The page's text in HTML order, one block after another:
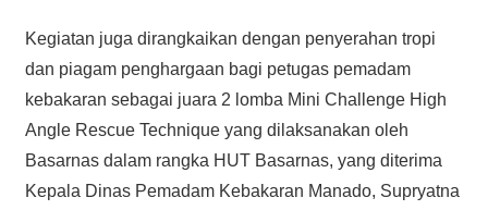
Kegiatan juga dirangkaikan dengan penyerahan tropi
dan piagam penghargaan bagi petugas pemadam
kebakaran sebagai juara 2 lomba Mini Challenge High
Angle Rescue Technique yang dilaksanakan oleh
Basarnas dalam rangka HUT Basarnas, yang diterima
Kepala Dinas Pemadam Kebakaran Manado, Supryatna